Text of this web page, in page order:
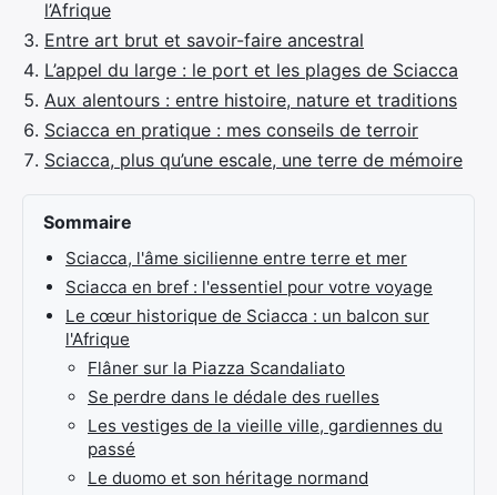
l’Afrique
Entre art brut et savoir-faire ancestral
L’appel du large : le port et les plages de Sciacca
Aux alentours : entre histoire, nature et traditions
Sciacca en pratique : mes conseils de terroir
Sciacca, plus qu’une escale, une terre de mémoire
Sommaire
Sciacca, l'âme sicilienne entre terre et mer
Sciacca en bref : l'essentiel pour votre voyage
Le cœur historique de Sciacca : un balcon sur
l'Afrique
Flâner sur la Piazza Scandaliato
Se perdre dans le dédale des ruelles
Les vestiges de la vieille ville, gardiennes du
passé
Le duomo et son héritage normand